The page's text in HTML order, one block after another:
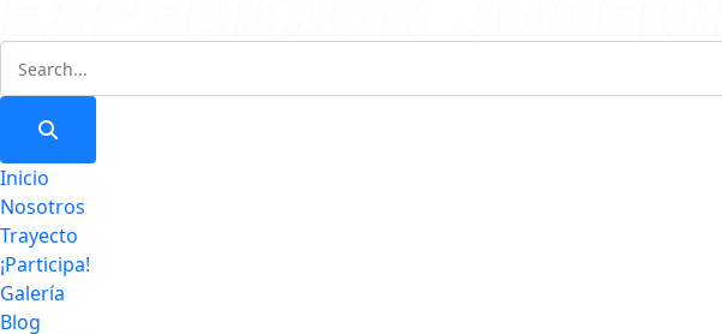
Inicio
Nosotros
Trayecto
¡Participa!
Galería
Blog